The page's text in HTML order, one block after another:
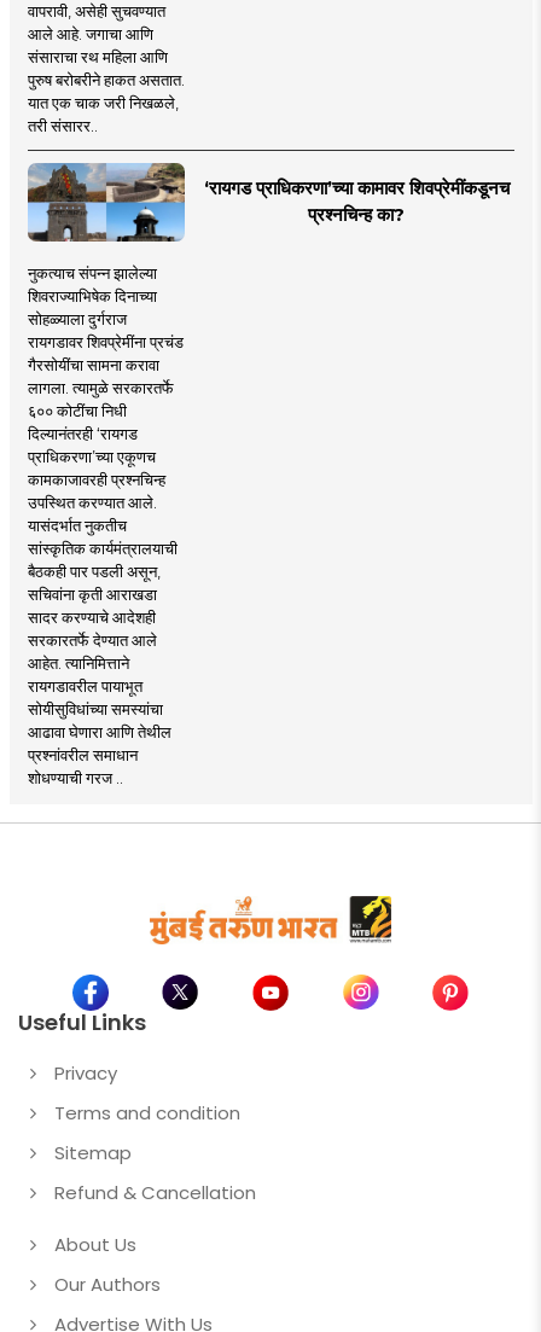
वापरावी, असेही सुचवण्यात
आले आहे. जगाचा आणि
संसाराचा रथ महिला आणि
पुरुष बरोबरीने हाकत असतात.
यात एक चाक जरी निखळले,
तरी संसारर..
‘रायगड प्राधिकरणा’च्या कामावर शिवप्रेमींकडूनच
प्रश्नचिन्ह का?
नुकत्याच संपन्न झालेल्या
शिवराज्याभिषेक दिनाच्या
सोहळ्याला दुर्गराज
रायगडावर शिवप्रेमींना प्रचंड
गैरसोयींचा सामना करावा
लागला. त्यामुळे सरकारतर्फे
६०० कोटींचा निधी
दिल्यानंतरही ‘रायगड
प्राधिकरणा’च्या एकूणच
कामकाजावरही प्रश्नचिन्ह
उपस्थित करण्यात आले.
यासंदर्भात नुकतीच
सांस्कृतिक कार्यमंत्रालयाची
बैठकही पार पडली असून,
सचिवांना कृती आराखडा
सादर करण्याचे आदेशही
सरकारतर्फे देण्यात आले
आहेत. त्यानिमित्ताने
रायगडावरील पायाभूत
सोयीसुविधांच्या समस्यांचा
आढावा घेणारा आणि तेथील
प्रश्नांवरील समाधान
शोधण्याची गरज ..
Useful Links
Privacy
Terms and condition
Sitemap
Refund & Cancellation
About Us
Our Authors
Advertise With Us